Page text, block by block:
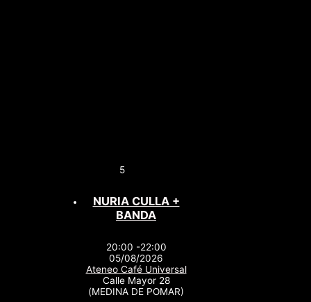
5
NURIA CULLA +
BANDA
20:00 -22:00
05/08/2026
Ateneo Café Universal
Calle Mayor 28
(MEDINA DE POMAR)